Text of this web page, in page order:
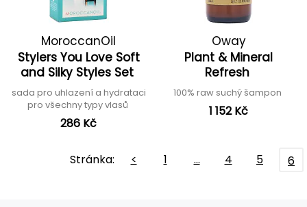
MoroccanOil
Stylers You Love Soft
and Silky Styles Set
sada pro uhlazení a hydrataci
pro všechny typy vlasů
286 Kč
Oway
Plant & Mineral
Refresh
100% raw suchý šampon
1 152 Kč
Stránka: < 1 … 4 5 6